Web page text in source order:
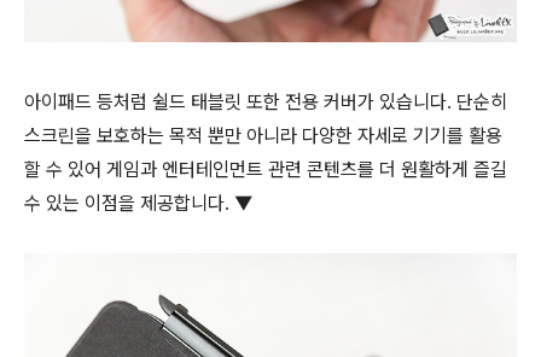
아이패드 등처럼 쉴드 태블릿 또한 전용 커버가 있습니다. 단순히
스크린을 보호하는 목적 뿐만 아니라 다양한 자세로 기기를 활용
할 수 있어 게임과 엔터테인먼트 관련 콘텐츠를 더 원활하게 즐길
수 있는 이점을 제공합니다. ▼